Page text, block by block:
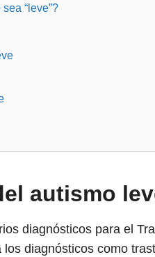
“leve”?
autismo
diagnósticos para el
diagnósticos como